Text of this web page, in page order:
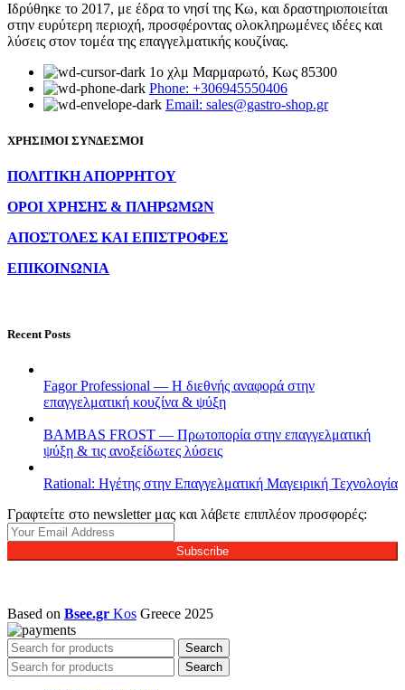
Ιδρύθηκε το 2017, με έδρα το νησί της Κω, και δραστηριοποιείται
στην ευρύτερη περιοχή, προσφέροντας ολοκληρωμένες ιδέες και
λύσεις στον τομέα της επαγγελματικής κουζίνας.
1ο χλμ Μαρμαρωτό, Κως 85300
Phone: +306945550406
Email: sales@gastro-shop.gr
ΧΡΗΣΙΜΟΙ ΣΥΝΔΕΣΜΟΙ
ΠΟΛΙΤΙΚΗ ΑΠΟΡΡΗΤΟΥ
ΟΡΟΙ ΧΡΗΣΗΣ & ΠΛΗΡΩΜΩΝ
ΑΠΟΣΤΟΛΕΣ ΚΑΙ ΕΠΙΣΤΡΟΦΕΣ
ΕΠΙΚΟΙΝΩΝΙΑ
Recent Posts
Fagor Professional — Η διεθνής αναφορά στην
επαγγελματική κουζίνα & ψύξη
BAMBAS FROST — Πρωτοπορία στην επαγγελματική
ψύξη & τις ανοξείδωτες λύσεις
Rational: Ηγέτης στην Επαγγελματική Μαγειρική Τεχνολογία
Γραφτείτε στο newsletter μας και λάβετε επιπλέον προσφορές:
Subscribe
Based on Bsee.gr Kos Greece 2025
Search
Search